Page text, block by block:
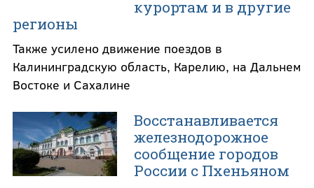
курортам и в другие
регионы
Также усилено движение поездов в
Калининградскую область, Карелию, на Дальнем
Востоке и Сахалине
Восстанавливается
железнодорожное
сообщение городов
России с Пхеньяном